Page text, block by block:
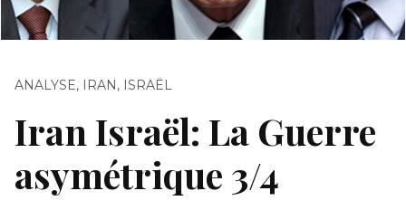
ANALYSE, IRAN, ISRAËL
Iran Israël: La Guerre
asymétrique 3/4